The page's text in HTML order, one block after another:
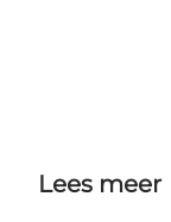
Lees meer